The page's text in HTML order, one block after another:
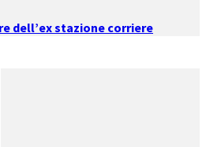
dell’ex stazione corriere